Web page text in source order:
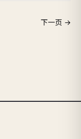
下一页 →